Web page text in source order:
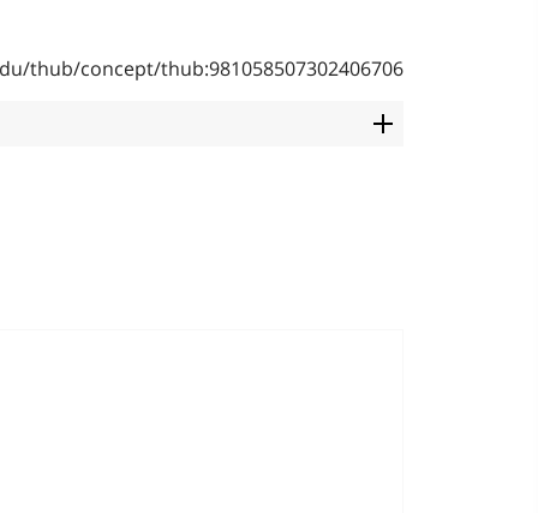
thub/concept/thub:981058507302406706